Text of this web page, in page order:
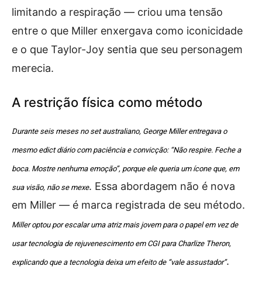
limitando a respiração — criou uma tensão
entre o que Miller enxergava como iconicidade
e o que Taylor-Joy sentia que seu personagem
merecia.
A restrição física como método
Durante seis meses no set australiano, George Miller entregava o
mesmo edict diário com paciência e convicção: “Não respire. Feche a
boca. Mostre nenhuma emoção”, porque ele queria um ícone que, em
sua visão, não se mexe. Essa abordagem não é nova
em Miller — é marca registrada de seu método.
Miller optou por escalar uma atriz mais jovem para o papel em vez de
usar tecnologia de rejuvenescimento em CGI para Charlize Theron,
explicando que a tecnologia deixa um efeito de “vale assustador”.